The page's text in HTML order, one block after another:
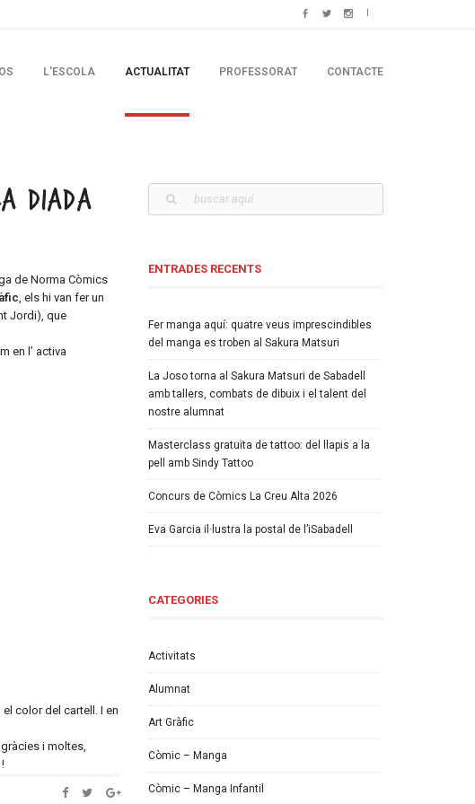
CONTENTL'ESCOLA ACTUALITAT PROFESSORAT CONTACTE
DIADA
de Norma Còmics
, els hi van fer un
Jordi), que
en l’ activa
el color del cartell. I en
i moltes,
ENTRADES RECENTS
Fer manga aquí: quatre veus imprescindibles
del manga es troben al Sakura Matsuri
La Joso torna al Sakura Matsuri de Sabadell
amb tallers, combats de dibuix i el talent del
nostre alumnat
Masterclass gratuïta de tattoo: del llapis a la
pell amb Sindy Tattoo
Concurs de Còmics La Creu Alta 2026
Eva Garcia il·lustra la postal de l’iSabadell
CATEGORIES
Activitats
Alumnat
Art Gràfic
Còmic – Manga
Còmic – Manga Infantil